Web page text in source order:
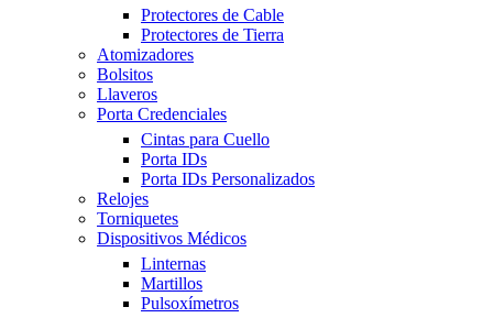
Protectores de Cable
Protectores de Tierra
Atomizadores
Bolsitos
Llaveros
Porta Credenciales
Cintas para Cuello
Porta IDs
Porta IDs Personalizados
Relojes
Torniquetes
Dispositivos Médicos
Linternas
Martillos
Pulsoxímetros